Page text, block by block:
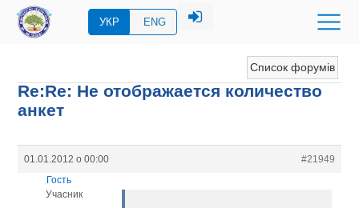
УКР ENG
Список форумів
Re:Re: Не отображается количество
анкет
01.01.2012 о 00:00
#21949
Гость
Учасник